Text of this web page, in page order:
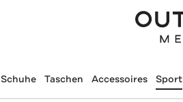
Schuhe Taschen Accessoires Sport